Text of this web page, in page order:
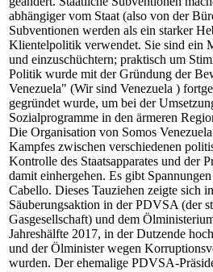
abhängiger vom Staat (also von der
Subventionen werden als ein starker
Klientelpolitik verwendet. Sie sind ein
und einzuschüchtern; praktisch um
Politik wurde mit der Gründung der
Venezuela" (Wir sind Venezuela )
gegründet wurde, um bei der
Sozialprogramme in den ärmeren
Die Organisation von Somos
Kampfes zwischen verschiedenen
Kontrolle des Staatsapparates und der
damit einhergehen. Es gibt
Cabello. Dieses Tauziehen zeigte sich
Säuberungsaktion in der PDVSA (der
Gasgesellschaft) und dem
Jahreshälfte 2017, in der Dutzende
und der Ölminister wegen
wurden. Der ehemalige PDVSA-